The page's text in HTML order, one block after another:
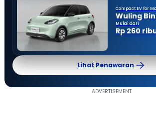
Compact EV for
Wuling
Mulai dari
Rp 260
Lihat Penawaran